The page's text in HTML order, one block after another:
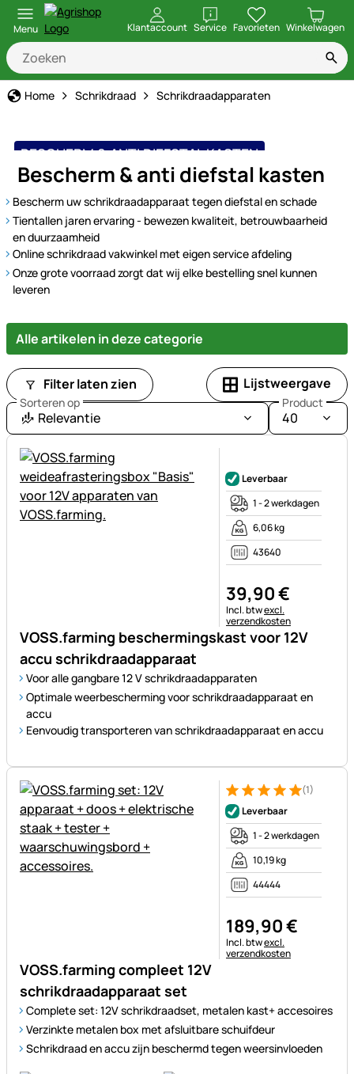
Menu Klantaccount ServiceopenenFavorieten Winkelwagen
Home Schrikdraad Schrikdraadapparaten
BESCHERM & ANTI DIEFSTAL KASTEN
Bescherm & anti diefstal kasten
Bescherm uw schrikdraadapparaat tegen diefstal en schade
Tientallen jaren ervaring - bewezen kwaliteit, betrouwbaarheid
en duurzaamheid
Online schrikdraad vakwinkel met eigen service afdeling
Onze grote voorraad zorgt dat wij elke bestelling snel kunnen
leveren
Alle artikelen in deze categorie
Filter laten zien Lijstweergave
Sorteren op
Relevantie
Product
40
VOSS.farming beschermingskast voor 12V
accu schrikdraadapparaat
Voor alle gangbare 12 V schrikdraadapparaten
Optimale weerbescherming voor schrikdraadapparaat en
accu
Eenvoudig transporteren van schrikdraadapparaat en accu
Leverbaar
1 - 2 werkdagen
6,06 kg
43640
39,90€
Belastinginformatie:
Incl. btwexcl.
verzendkosten
VOSS.farming compleet 12V
schrikdraadapparaat set
Complete set: 12V schrikdraadset, metalen kast+ accesoires
Verzinkte metalen box met afsluitbare schuifdeur
Schrikdraad en accu zijn beschermd tegen weersinvloeden
Beoordeling: 5 van 5 (1
1 Bewertung
(1)
Leverbaar
1 - 2 werkdagen
10,19 kg
44444
189,90€
Belastinginformatie:
Incl. btwexcl.
verzendkosten